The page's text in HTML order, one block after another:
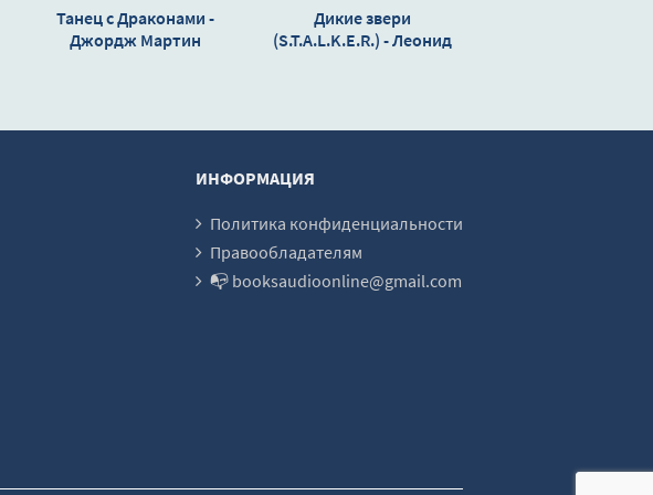
Танец с Драконами -
Джордж Мартин
Дикие звери
(S.T.A.L.K.E.R.) - Леонид
ИНФОРМАЦИЯ
Политика конфиденциальности
Правообладателям
📭 booksaudioonline@gmail.com